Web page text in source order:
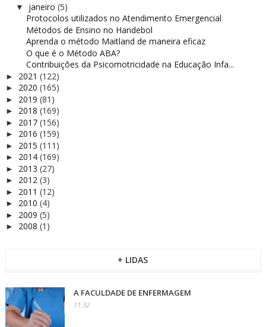
▼ janeiro (5)
Protocolos utilizados no Atendimento Emergencial
Métodos de Ensino no Handebol
Aprenda o método Maitland de maneira eficaz
O que é o Método ABA?
Contribuições da Psicomotricidade na Educação Infa...
► 2021 (122)
► 2020 (165)
► 2019 (81)
► 2018 (169)
► 2017 (156)
► 2016 (159)
► 2015 (111)
► 2014 (169)
► 2013 (27)
► 2012 (3)
► 2011 (12)
► 2010 (4)
► 2009 (5)
► 2008 (1)
+ LIDAS
A FACULDADE DE ENFERMAGEM
11:32